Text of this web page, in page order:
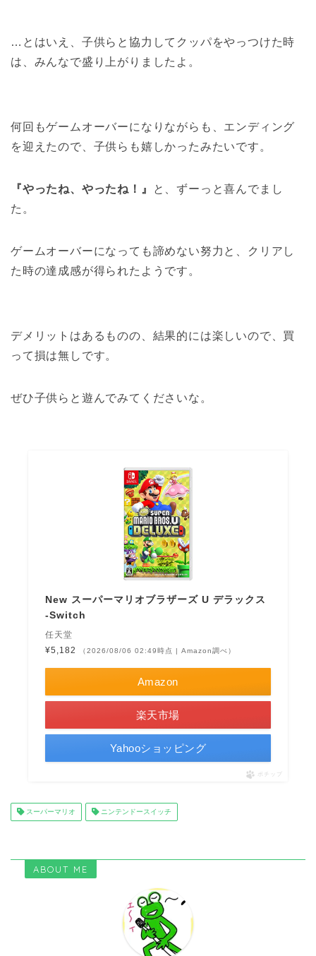
…とはいえ、子供らと協力してクッパをやっつけた時
は、みんなで盛り上がりましたよ。
何回もゲームオーバーになりながらも、エンディング
を迎えたので、子供らも嬉しかったみたいです。
『やったね、やったね！』
と、ずーっと喜んでまし
た。
ゲームオーバーになっても諦めない努力と、クリアし
た時の達成感が得られたようです。
デメリットはあるものの、結果的には楽しいので、買
って損は無しです。
ぜひ子供らと遊んでみてくださいな。
New スーパーマリオブラザーズ U デラックス
-Switch
任天堂
¥5,182
（2026/08/06 02:49時点 | Amazon調べ）
Amazon
楽天市場
Yahooショッピング
ポチップ
スーパーマリオ ニンテンドースイッチ
ABOUT ME